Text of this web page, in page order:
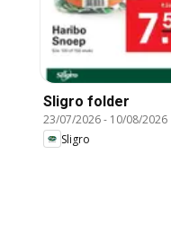
Sligro folder
23/07/2026- 10/08/2026
Sligro